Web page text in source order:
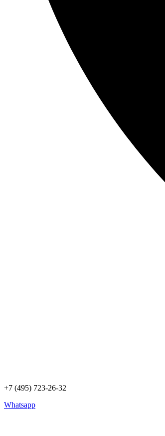
+7 (495) 723-26-32
Whatsapp